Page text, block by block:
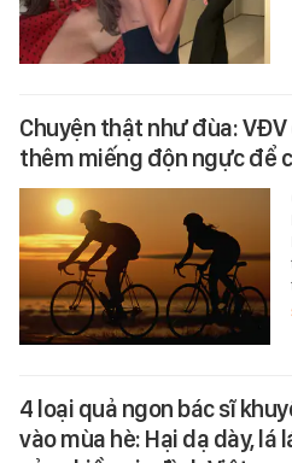
Chuyện thật như đùa:
thêm miếng độn ngực để
4 loại quả ngon bác sĩ
vào mùa hè: Hại dạ dày, lá